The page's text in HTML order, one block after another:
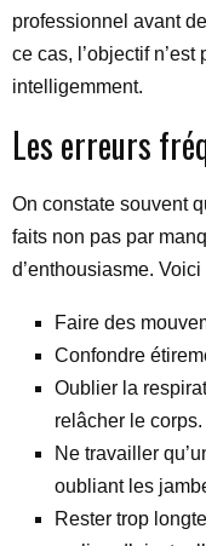
professionnel avant
ce cas, l’objectif n’est
intelligemment.
Les erreurs
On constate souvent
faits non pas par
d’enthousiasme.
Faire des
Confondre
Oublier la
relâcher le corps.
Ne travailler
oubliant les
Rester trop